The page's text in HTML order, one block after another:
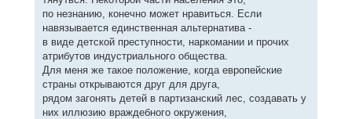
по незнанию, конечно может нравиться. Если
навязывается единственная альтернатива -
в виде детской преступности, наркомании и прочих
атрибутов индустриального общества.
Для меня же такое положение, когда европейские
страны открываются друг для друга,
рядом загонять детей в партизанский лес, создавать у
них иллюзию враждебного окружения,